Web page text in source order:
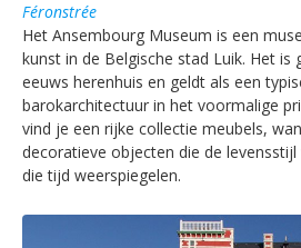
Féronstrée
Het Ansembourg Museum is een
kunst in de Belgische stad Luik. Het is
eeuws herenhuis en geldt als een
barokarchitectuur in het voormalige
vind je een rijke collectie meubels,
decoratieve objecten die de
die tijd weerspiegelen.